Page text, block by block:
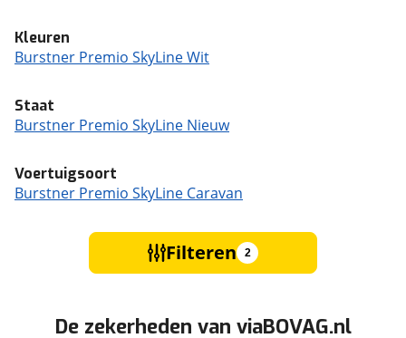
Kleuren
Burstner Premio SkyLine Wit
Staat
Burstner Premio SkyLine Nieuw
Voertuigsoort
Burstner Premio SkyLine Caravan
Filteren 2
De zekerheden van viaBOVAG.nl